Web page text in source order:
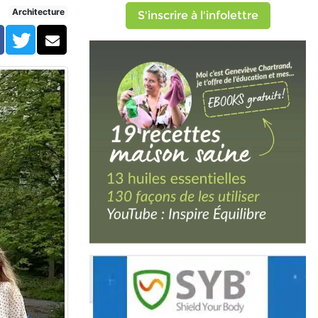
Architecture
TwitterCourriel
S'inscrire à l'infolettre